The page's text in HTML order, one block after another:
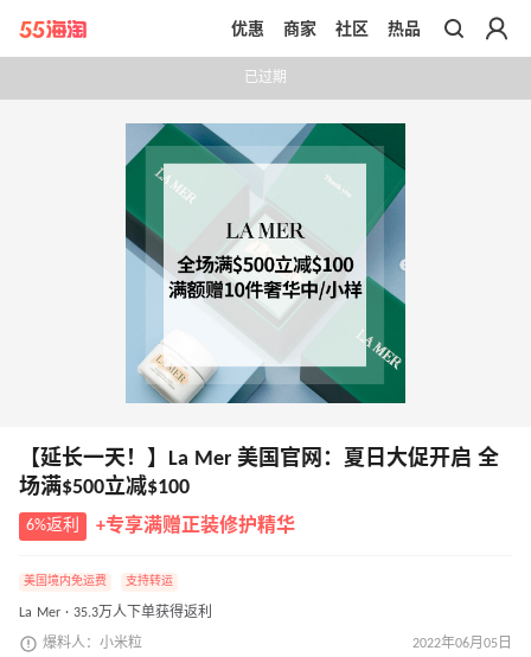
带你去官网买正品
优惠 商家 社区 热品
已过期
【延长一天！】La Mer 美国官网：夏日大促开启 全
场满$500立减$100
6%返利 +专享满赠正装修护精华
美国境内免运费 支持转运
La Mer · 35.3万人下单获得返利
爆料人：小米粒 2022年06月05日